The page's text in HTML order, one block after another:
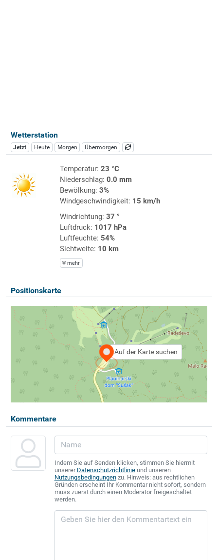
Wetterstation
Jetzt Heute Morgen Übermorgen
Temperatur: 23 °C
Niederschlag: 0.0 mm
Bewölkung: 3%
Windgeschwindigkeit: 15 km/h
Windrichtung: 37 °
Luftdruck: 1017 hPa
Luftfeuchte: 54%
Sichtweite: 10 km
mehr
Positionskarte
Auf der Karte suchen
Kommentare
Indem Sie auf Senden klicken, stimmen Sie hiermit
unserer Datenschutzrichtlinieund unseren
Nutzungsbedingungenzu. Hinweis: aus rechtlichen
Gründen erscheint Ihr Kommentar nicht sofort, sondern
muss zuerst durch einen Moderator freigeschaltet
werden.